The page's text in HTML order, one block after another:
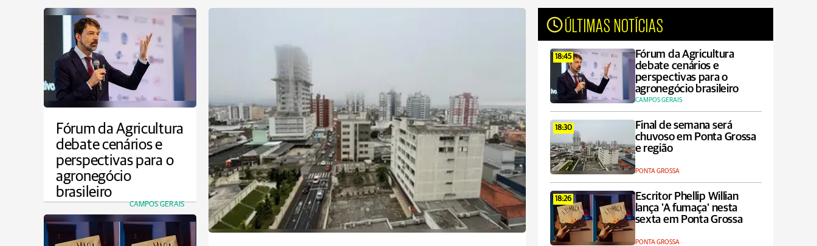
Fórum da Agricultura
debate cenários e
perspectivas para o
agronegócio
brasileiro
CAMPOS GERAIS
ÚLTIMAS NOTÍCIAS
18:45
Fórum da Agricultura
debate cenários e
perspectivas para o
agronegócio brasileiro
CAMPOS GERAIS
18:30
Final de semana será
chuvoso em Ponta Grossa
e região
PONTA GROSSA
18:26
Escritor Phellip Willian
lança 'A fumaça' nesta
sexta em Ponta Grossa
PONTA GROSSA